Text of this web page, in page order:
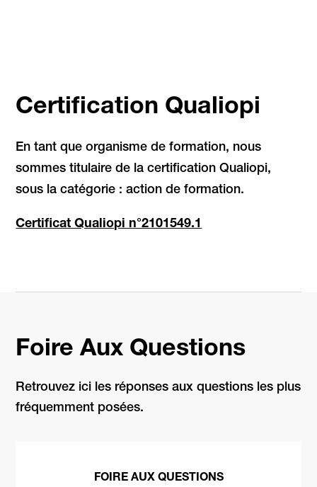
Certification Qualiopi
En tant que organisme de formation, nous
sommes titulaire de la certification Qualiopi,
sous la catégorie : action de formation.
Certificat Qualiopi n°2101549.1
Foire Aux Questions
Retrouvez ici les réponses aux questions les plus
fréquemment posées.
FOIRE AUX QUESTIONS